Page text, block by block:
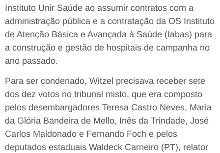
Instituto Unir Saúde ao assumir contratos com a
administração pública e a contratação da OS Instituto
de Atenção Básica e Avançada à Saúde (Iabas) para
a construção e gestão de hospitais de campanha no
ano passado.
Para ser condenado, Witzel precisava receber sete
dos dez votos no tribunal misto, que era composto
pelos desembargadores Teresa Castro Neves, Maria
da Glória Bandeira de Mello, Inês da Trindade, José
Carlos Maldonado e Fernando Foch e pelos
deputados estaduais Waldeck Carneiro (PT), relator